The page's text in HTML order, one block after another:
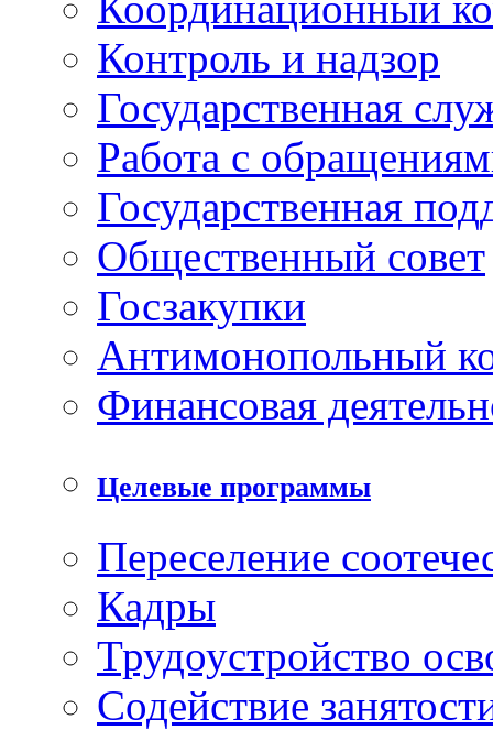
Контроль и надзор
Государственная
Работа с
Государственная
Общественный совет
Госзакупки
Антимонопольный
Финансовая
Целевые программы
Переселение
Кадры
Трудоустройство
Содействие